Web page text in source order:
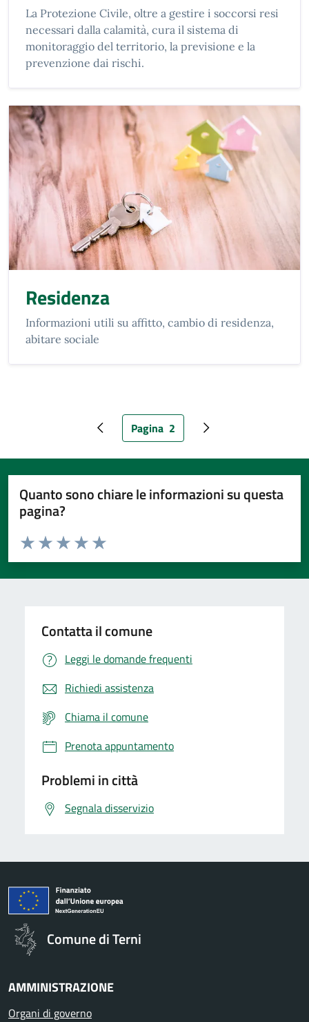
La Protezione Civile, oltre a gestire i soccorsi resi
necessari dalla calamità, cura il sistema di
monitoraggio del territorio, la previsione e la
prevenzione dai rischi.
Residenza
Informazioni utili su affitto, cambio di residenza,
abitare sociale
Pagina precedente
Pagina attuale
Pagina 2 Pagina successiva
Quanto sono chiare le informazioni su questa
pagina?
Valuta da 1 a 5 stelle la pagina
Valuta 5 stelle su 5
Valuta 4 stelle su 5
Valuta 3 stelle su 5
Valuta 2 stelle su 5
Valuta 1 stelle su 5
Contatta il comune
Leggi le domande frequenti
Richiedi assistenza
Chiama il comune
Prenota appuntamento
Problemi in città
Segnala disservizio
Comune di Terni
AMMINISTRAZIONE
Organi di governo